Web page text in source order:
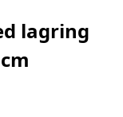
lagring